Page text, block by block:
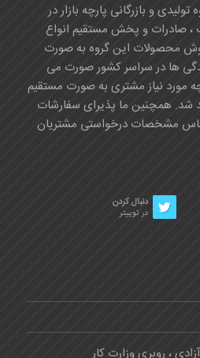
و بازرگانی پارچه بازار در
، صادرات و پخش مستقیم انواع
محصولات این گروه به صورت
ها در سراسر کشور صورت می
مورد نیاز مشتری به صورت مستقیم
شد. همچنین ما پذیرای سفارشات
مشخصات درخواستی مشتریان
دنبال کردن
در توییتر
، روبری وزارت کار